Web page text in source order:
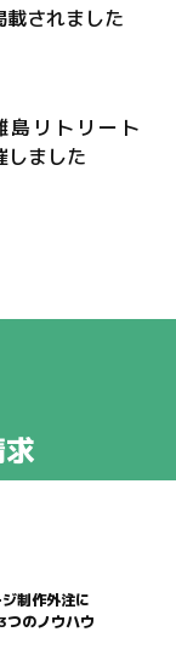
載されました
島リトリート
しました
制作外注に
つのノウハウ